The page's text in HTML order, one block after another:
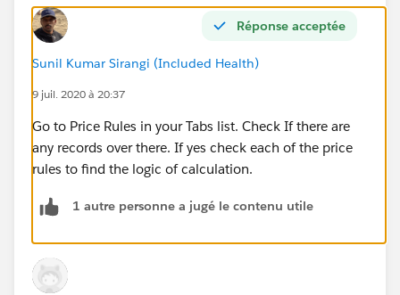
Réponse acceptée
Sunil Kumar Sirangi (Included Health)
9 juil. 2020 à 20:37
Go to Price Rules in your Tabs list. Check If there are
any records over there. If yes check each of the price
rules to find the logic of calculation.
1 autre personne a jugé le contenu utile